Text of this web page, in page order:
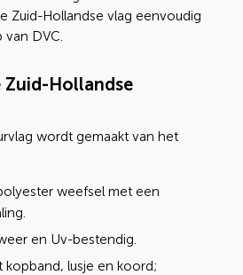
Zuid-Hollandse vlag eenvoudig
DVC.
Zuid-Hollandse
wordt gemaakt van het
weefsel met een
en Uv-bestendig.
kopband, lusje en koord;